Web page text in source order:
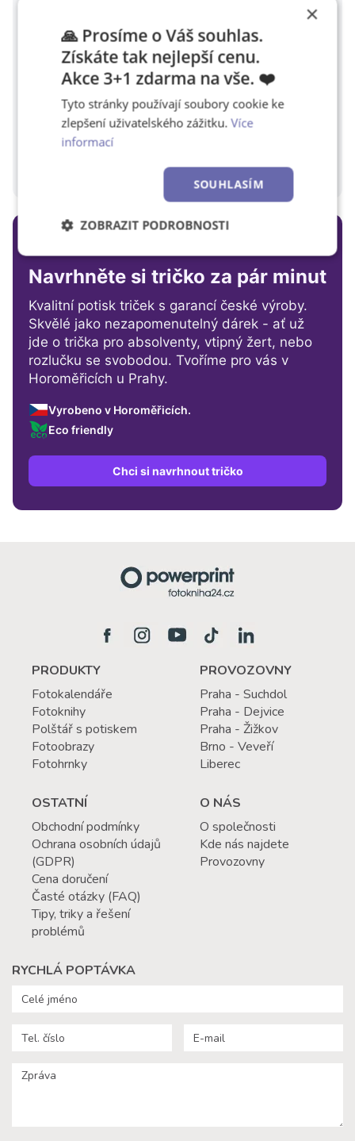
Navrhněte si tričko za pár minut
Kvalitní potisk triček s garancí české výroby.
Skvělé jako nezapomenutelný dárek - ať už
jde o trička pro absolventy, vtipný žert, nebo
rozlučku se svobodou. Tvoříme pro vás v
Horoměřicích u Prahy.
Vyrobeno v Horoměřicích.
Eco friendly
Chci si navrhnout tričko
PRODUKTY
Fotokalendáře
Fotoknihy
Polštář s potiskem
Fotoobrazy
Fotohrnky
PROVOZOVNY
Praha - Suchdol
Praha - Dejvice
Praha - Žižkov
Brno - Veveří
Liberec
OSTATNÍ
Obchodní podmínky
Ochrana osobních údajů
(GDPR)
Cena doručení
Časté otázky (FAQ)
Tipy, triky a řešení
problémů
O NÁS
O společnosti
Kde nás najdete
Provozovny
RYCHLÁ POPTÁVKA
×
🙏 Prosíme o Váš souhlas.
Získáte tak nejlepší cenu.
Akce 3+1 zdarma na vše. ❤️
Tyto stránky používají soubory cookie ke
zlepšení uživatelského zážitku.Více
informací
SOUHLASÍM
ZOBRAZIT PODROBNOSTI
Nezbytně
nutné
soubory
Výkonové
soubory
Soubory
cílení
Funkční soubory
Nezařazené
soubory